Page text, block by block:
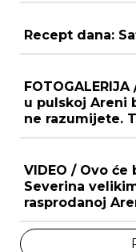
Recept dana:
u pulskoj Areni
ne razumijete.
VIDEO / Ovo
Severina
rasprodanoj